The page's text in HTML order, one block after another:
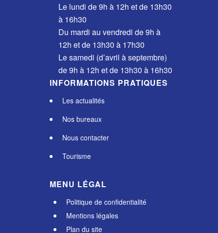
Le lundi de 9h à 12h et de 13h30
à 16h30
Du mardi au vendredi de 9h à
12h et de 13h30 à 17h30
Le samedi (d’avril à septembre)
de 9h à 12h et de 13h30 à 16h30
INFORMATIONS PRATIQUES
Les actualités
Nos bureaux
Nous contacter
Tourisme
MENU LÉGAL
Politique de confidentialité
Mentions légales
Plan du site